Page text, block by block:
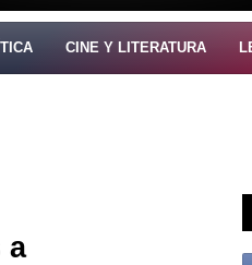
CINE Y LITERATURA
a